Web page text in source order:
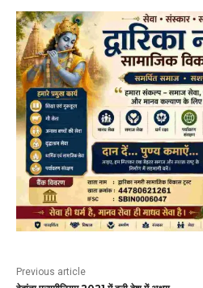
Previous article